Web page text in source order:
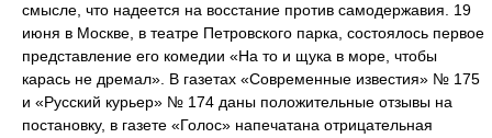
смысле, что надеется на восстание против самодержавия. 19
июня в Москве, в театре Петровского парка, состоялось первое
представление его комедии «На то и щука в море, чтобы
карась не дремал». В газетах «Современные известия» № 175
и «Русский курьер» № 174 даны положительные отзывы на
постановку, в газете «Голос» напечатана отрицательная